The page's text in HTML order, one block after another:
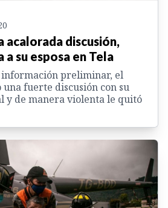
acalorada discusión,
a su esposa en Tela
información preliminar, el
fuerte discusión con su
y de manera violenta le quitó